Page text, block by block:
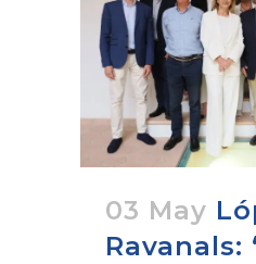
03 May
Ravanals: